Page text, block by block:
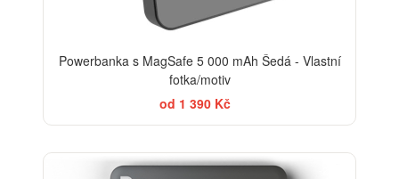
Powerbanka s MagSafe 5 000 mAh Šedá - Vlastní
fotka/motiv
od 1 390 Kč